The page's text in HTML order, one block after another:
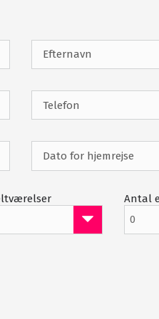
kan ønske dig, lige fra
en dag fuld af oplevelser
swimmingpool og en 2,5
og luksuriøse
Antal
0